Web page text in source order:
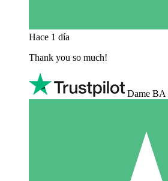
Hace 1 día
Thank you so much!
Dame BA